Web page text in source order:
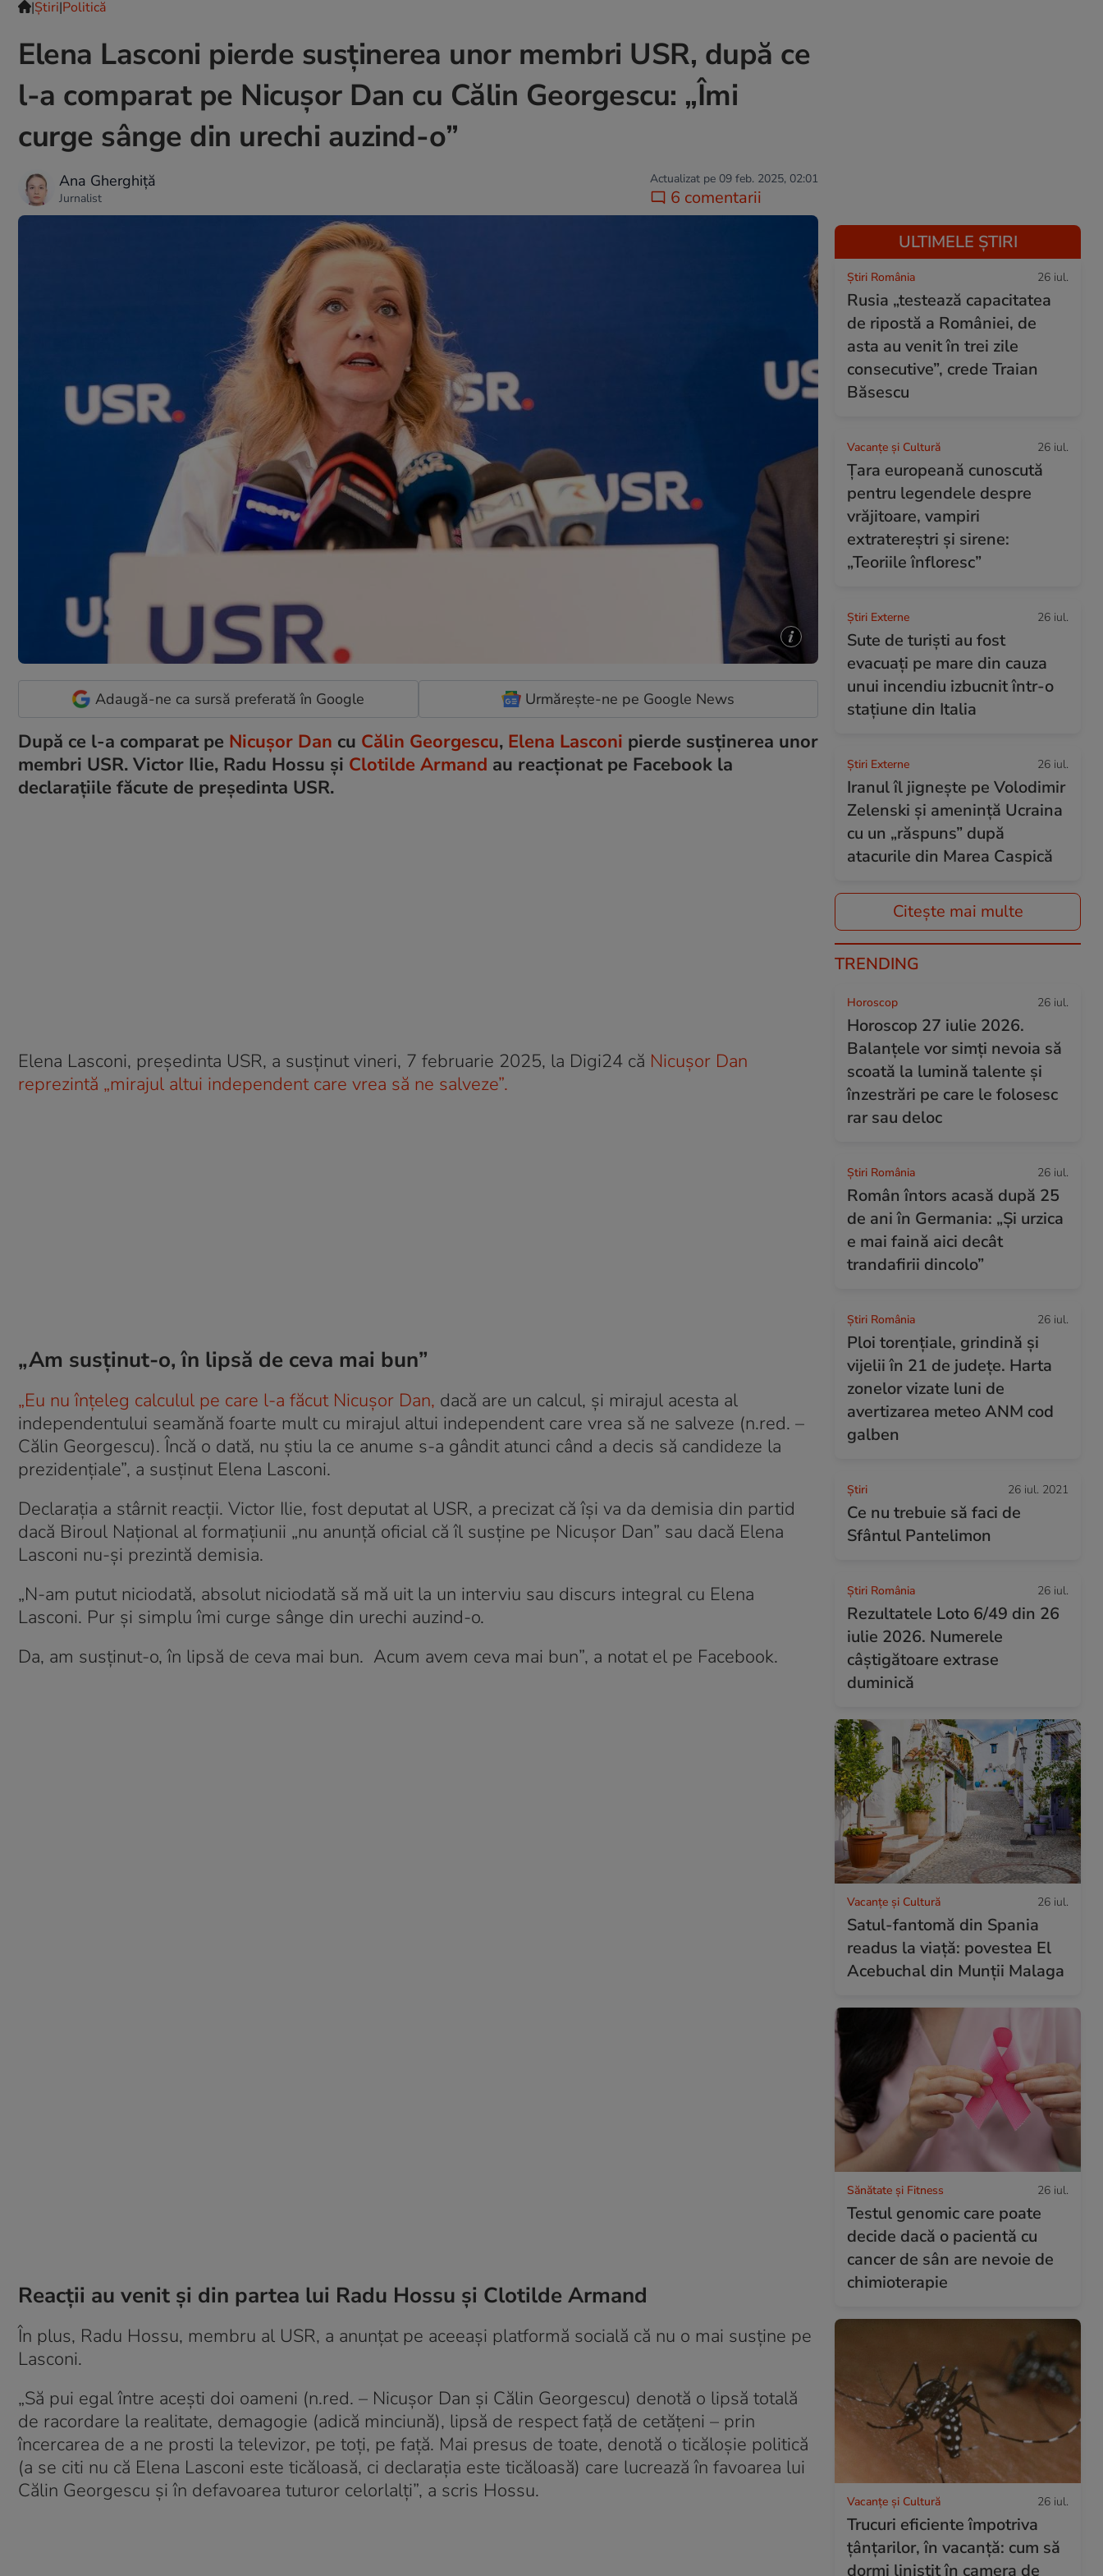
|Ştiri|Politică
Elena Lasconi pierde susținerea unor membri USR, după ce
l-a comparat pe Nicușor Dan cu Călin Georgescu: „Îmi
curge sânge din urechi auzind-o”
Ana Gherghiță
Jurnalist
Actualizat pe 09 feb. 2025, 02:01
6 comentarii
Adaugă-ne ca sursă preferată în Google Urmărește-ne pe Google News
După ce l-a comparat pe Nicușor Dan cu Călin Georgescu, Elena Lasconi pierde susținerea unor
membri USR. Victor Ilie, Radu Hossu și Clotilde Armand au reacționat pe Facebook la
declarațiile făcute de președinta USR.
Elena Lasconi, președinta USR, a susținut vineri, 7 februarie 2025, la Digi24 că Nicușor Dan
reprezintă „mirajul altui independent care vrea să ne salveze”.
„Am susținut-o, în lipsă de ceva mai bun”
„Eu nu înţeleg calculul pe care l-a făcut Nicuşor Dan, dacă are un calcul, şi mirajul acesta al
independentului seamănă foarte mult cu mirajul altui independent care vrea să ne salveze (n.red. –
Călin Georgescu). Încă o dată, nu ştiu la ce anume s-a gândit atunci când a decis să candideze la
prezidenţiale”, a susținut Elena Lasconi.
Declarația a stârnit reacții. Victor Ilie, fost deputat al USR, a precizat că își va da demisia din partid
dacă Biroul Național al formațiunii „nu anunță oficial că îl susține pe Nicușor Dan” sau dacă Elena
Lasconi nu-și prezintă demisia.
„N-am putut niciodată, absolut niciodată să mă uit la un interviu sau discurs integral cu Elena
Lasconi. Pur și simplu îmi curge sânge din urechi auzind-o.
Da, am susținut-o, în lipsă de ceva mai bun. Acum avem ceva mai bun”, a notat el pe Facebook.
Reacții au venit și din partea lui Radu Hossu și Clotilde Armand
În plus, Radu Hossu, membru al USR, a anunțat pe aceeași platformă socială că nu o mai susține pe
Lasconi.
„Să pui egal între acești doi oameni (n.red. – Nicușor Dan și Călin Georgescu) denotă o lipsă totală
de racordare la realitate, demagogie (adică minciună), lipsă de respect față de cetățeni – prin
încercarea de a ne prosti la televizor, pe toți, pe față. Mai presus de toate, denotă o ticăloșie politică
(a se citi nu că Elena Lasconi este ticăloasă, ci declarația este ticăloasă) care lucrează în favoarea lui
Călin Georgescu și în defavoarea tuturor celorlalți”, a scris Hossu.
ULTIMELE ȘTIRI
Știri România 26 iul.
Rusia „testează capacitatea
de ripostă a României, de
asta au venit în trei zile
consecutive”, crede Traian
Băsescu
Vacanțe și Cultură 26 iul.
Țara europeană cunoscută
pentru legendele despre
vrăjitoare, vampiri
extratereștri și sirene:
„Teoriile înfloresc”
Știri Externe 26 iul.
Sute de turiști au fost
evacuați pe mare din cauza
unui incendiu izbucnit într-o
stațiune din Italia
Știri Externe 26 iul.
Iranul îl jignește pe Volodimir
Zelenski și amenință Ucraina
cu un „răspuns” după
atacurile din Marea Caspică
Citește mai multe
TRENDING
Horoscop 26 iul.
Horoscop 27 iulie 2026.
Balanțele vor simți nevoia să
scoată la lumină talente și
înzestrări pe care le folosesc
rar sau deloc
Știri România 26 iul.
Român întors acasă după 25
de ani în Germania: „Și urzica
e mai faină aici decât
trandafirii dincolo”
Știri România 26 iul.
Ploi torențiale, grindină și
vijelii în 21 de județe. Harta
zonelor vizate luni de
avertizarea meteo ANM cod
galben
Ştiri 26 iul. 2021
Ce nu trebuie să faci de
Sfântul Pantelimon
Știri România 26 iul.
Rezultatele Loto 6/49 din 26
iulie 2026. Numerele
câștigătoare extrase
duminică
Vacanțe și Cultură 26 iul.
Satul-fantomă din Spania
readus la viață: povestea El
Acebuchal din Munții Malaga
Sănătate și Fitness 26 iul.
Testul genomic care poate
decide dacă o pacientă cu
cancer de sân are nevoie de
chimioterapie
Vacanțe și Cultură 26 iul.
Trucuri eficiente împotriva
țânțarilor, în vacanță: cum să
dormi liniștit în camera de